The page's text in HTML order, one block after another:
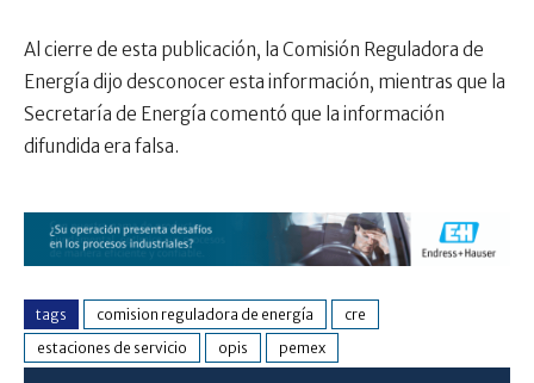
Al cierre de esta publicación, la Comisión Reguladora de
Energía dijo desconocer esta información, mientras que la
Secretaría de Energía comentó que la información
difundida era falsa.
tags comision reguladora de energía
cre
estaciones de servicio
opis pemex